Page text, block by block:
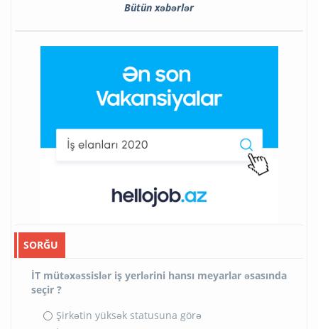
Bütün xəbərlər
SORĞU
İT mütəxəssislər iş yerlərini hansı meyarlar əsasında
seçir ?
Şirkətin yüksək statusuna görə